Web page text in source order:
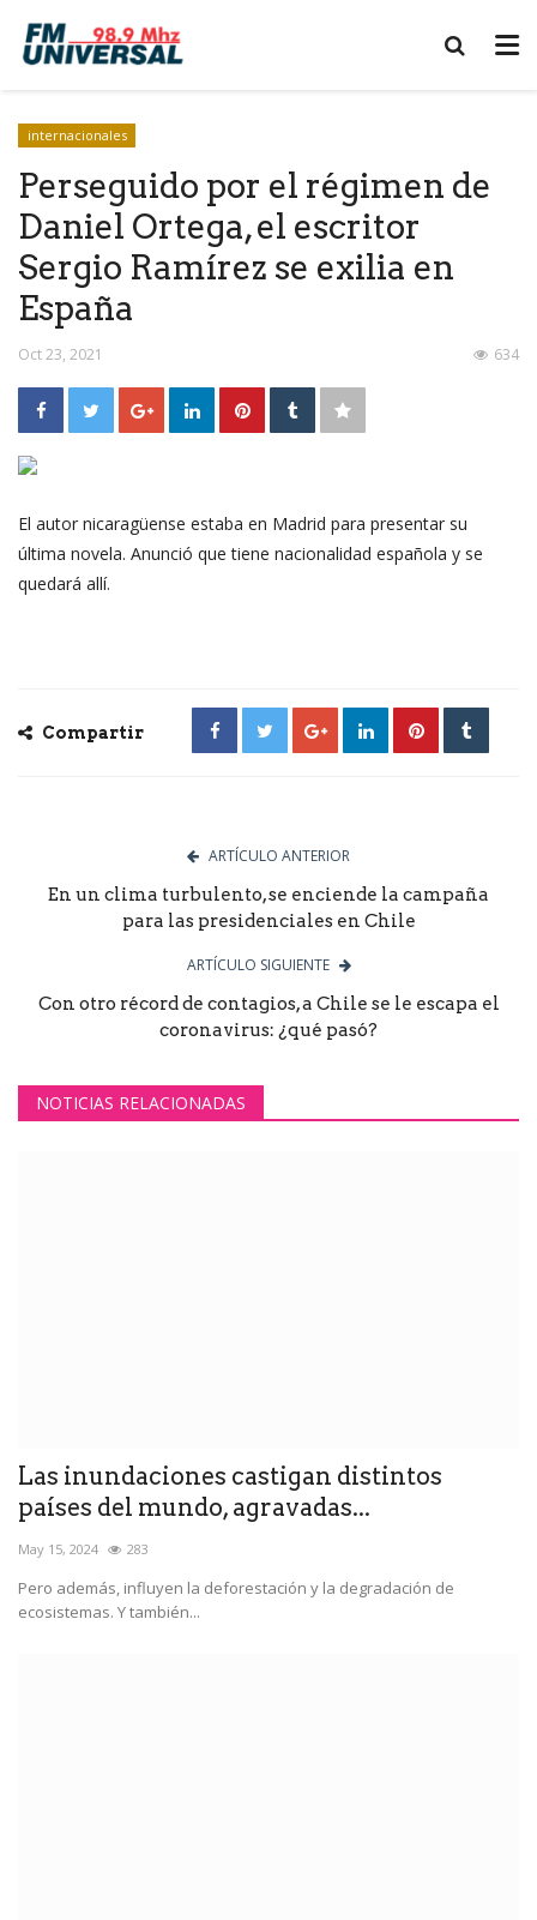
internacionales
Perseguido por el régimen de
Daniel Ortega, el escritor
Sergio Ramírez se exilia en
España
Oct 23, 2021 634
El autor nicaragüense estaba en Madrid para presentar su
última novela. Anunció que tiene nacionalidad española y se
quedará allí.
Compartir
ARTÍCULO ANTERIOR
En un clima turbulento, se enciende la campaña
para las presidenciales en Chile
ARTÍCULO SIGUIENTE
Con otro récord de contagios, a Chile se le escapa el
coronavirus: ¿qué pasó?
NOTICIAS RELACIONADAS
Las inundaciones castigan distintos
países del mundo, agravadas...
May 15, 2024 283
Pero además, influyen la deforestación y la degradación de
ecosistemas. Y también...